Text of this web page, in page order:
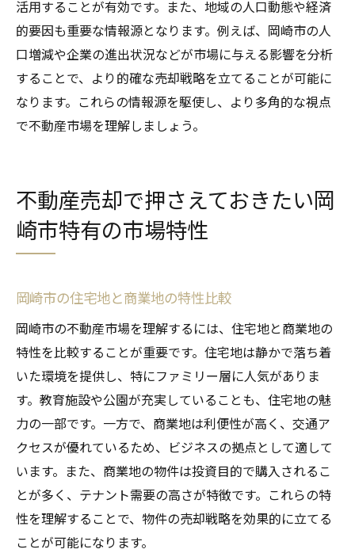
岡崎市で中古物件を魅力的に見せるための
準備
購入希望者の心を掴む岡崎市の不動産広告
岡崎市内で中古物件を売却する際の査定の
ポイント
岡崎市の中古物件市場で差別化する戦略
岡崎市の中古物件売却で専門家に相談する
メリット
成功例に学ぶ岡崎市での不動産売却の具体的ス
岡崎市での不動産売却成功事例の分析
成功者が実践した岡崎市での売却戦略
岡崎市内での成功事例から学ぶ交渉術
岡崎市で成功した不動産売却者の共通点
岡崎市の不動産売却で失敗しないための教
訓
成功例が示す岡崎市での売却プランニング
の重要性
活用することが有効です。また、地域の人口動態や経済
的要因も重要な情報源となります。例えば、岡崎市の人
口増減や企業の進出状況などが市場に与える影響を分析
することで、より的確な売却戦略を立てることが可能に
なります。これらの情報源を駆使し、より多角的な視点
で不動産市場を理解しましょう。
不動産売却で押さえておきたい岡
崎市特有の市場特性
岡崎市の住宅地と商業地の特性比較
岡崎市の不動産市場を理解するには、住宅地と商業地の
特性を比較することが重要です。住宅地は静かで落ち着
いた環境を提供し、特にファミリー層に人気がありま
す。教育施設や公園が充実していることも、住宅地の魅
力の一部です。一方で、商業地は利便性が高く、交通ア
クセスが優れているため、ビジネスの拠点として適して
います。また、商業地の物件は投資目的で購入されるこ
とが多く、テナント需要の高さが特徴です。これらの特
性を理解することで、物件の売却戦略を効果的に立てる
ことが可能になります。